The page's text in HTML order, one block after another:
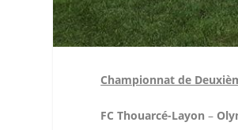
Championnat de
FC Thouarcé-Layon–